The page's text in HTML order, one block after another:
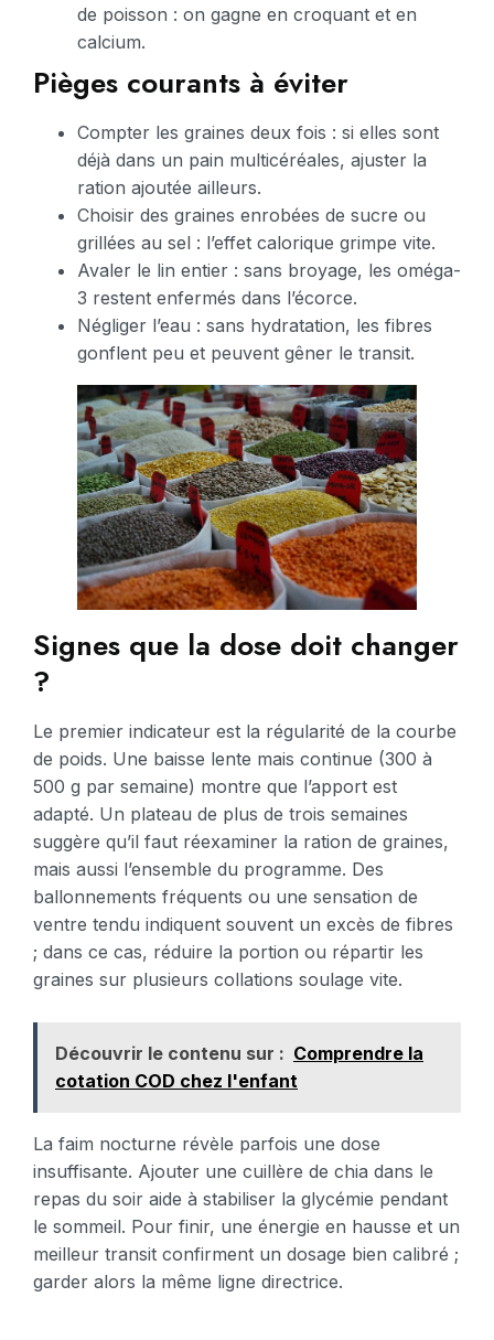
de poisson : on gagne en croquant et en
calcium.
Pièges courants à éviter
Compter les graines deux fois : si elles sont
déjà dans un pain multicéréales, ajuster la
ration ajoutée ailleurs.
Choisir des graines enrobées de sucre ou
grillées au sel : l’effet calorique grimpe vite.
Avaler le lin entier : sans broyage, les oméga-
3 restent enfermés dans l’écorce.
Négliger l’eau : sans hydratation, les fibres
gonflent peu et peuvent gêner le transit.
Signes que la dose doit changer
?
Le premier indicateur est la régularité de la courbe
de poids. Une baisse lente mais continue (300 à
500 g par semaine) montre que l’apport est
adapté. Un plateau de plus de trois semaines
suggère qu’il faut réexaminer la ration de graines,
mais aussi l’ensemble du programme. Des
ballonnements fréquents ou une sensation de
ventre tendu indiquent souvent un excès de fibres
; dans ce cas, réduire la portion ou répartir les
graines sur plusieurs collations soulage vite.
Découvrir le contenu sur : Comprendre la
cotation COD chez l'enfant
La faim nocturne révèle parfois une dose
insuffisante. Ajouter une cuillère de chia dans le
repas du soir aide à stabiliser la glycémie pendant
le sommeil. Pour finir, une énergie en hausse et un
meilleur transit confirment un dosage bien calibré ;
garder alors la même ligne directrice.